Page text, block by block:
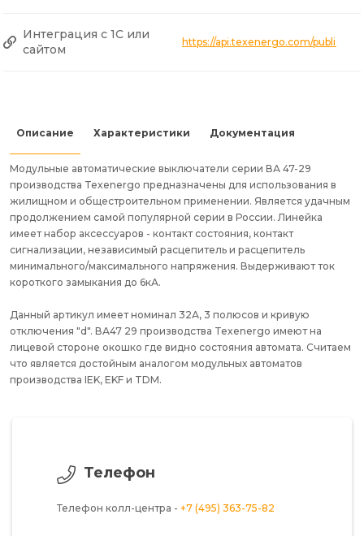
Интеграция с 1С или
сайтом
https://api.texenergo.com/public/
Описание Характеристики Документация
Модульные автоматические выключатели серии ВА 47-29
производства Texenergo предназначены для использования в
жилищном и общестроительном применении. Является удачным
продолжением самой популярной серии в России. Линейка
имеет набор аксессуаров - контакт состояния, контакт
сигнализации, независимый расцепитель и расцепитель
минимального/максимального напряжения. Выдерживают ток
короткого замыкания до 6кА.
Данный артикул имеет номинал 32А, 3 полюсов и кривую
отключения "d". ВА47 29 производства Texenergo имеют на
лицевой стороне окошко где видно состояния автомата. Считаем
что является достойным аналогом модульных автоматов
производства IEK, EKF и TDM.
Телефон
Телефон колл-центра - +7 (495) 363-75-82